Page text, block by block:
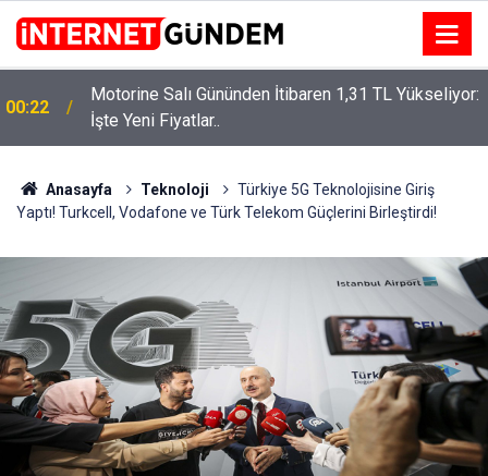
00:22
Motorine Salı Gününden İtibaren 1,31 TL Yükseliyor:
İşte Yeni Fiyatlar..
Anasayfa Teknoloji
Türkiye 5G Teknolojisine Giriş
Yaptı! Turkcell, Vodafone ve Türk Telekom Güçlerini Birleştirdi!